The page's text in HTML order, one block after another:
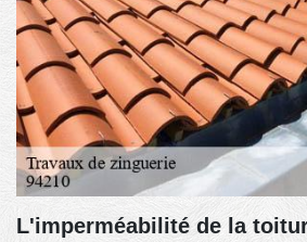
L'imperméabilité de la